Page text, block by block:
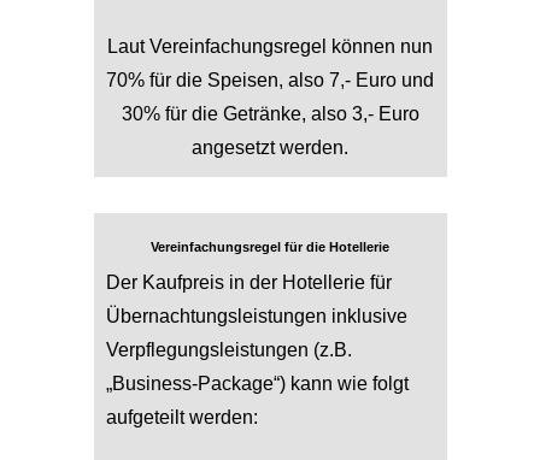
Laut Vereinfachungsregel können nun
70% für die Speisen, also 7,- Euro und
30% für die Getränke, also 3,- Euro
angesetzt werden.
Vereinfachungsregel für die Hotellerie
Der Kaufpreis in der Hotellerie für
Übernachtungsleistungen inklusive
Verpflegungsleistungen (z.B.
„Business-Package“) kann wie folgt
aufgeteilt werden: